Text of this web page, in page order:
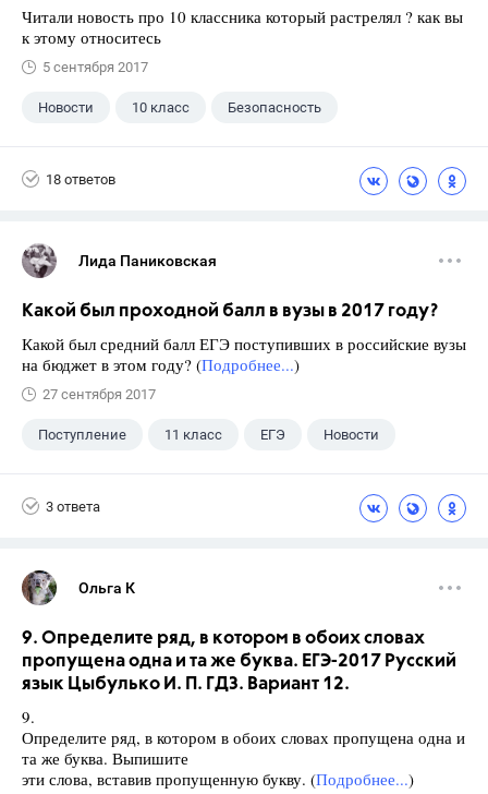
Читали новость про 10 классника который растрелял ? как вы
к этому относитесь
5 сентября 2017
Новости 10 класс Безопасность
18 ответов
Лида Паниковская
Какой был проходной балл в вузы в 2017 году?
Какой был средний балл ЕГЭ поступивших в российские вузы
на бюджет в этом году? (Подробнее...)
27 сентября 2017
Поступление 11 класс ЕГЭ Новости
3 ответа
Ольга К
9. Определите ряд, в котором в обоих словах
пропущена одна и та же буква. ЕГЭ-2017 Русский
язык Цыбулько И. П. ГДЗ. Вариант 12.
9.
Определите ряд, в котором в обоих словах пропущена одна и
та же буква. Выпишите
эти слова, вставив пропущенную букву. (Подробнее...)